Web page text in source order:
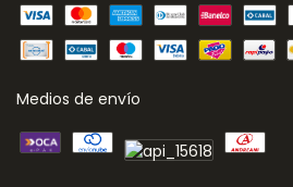
Medios de envío